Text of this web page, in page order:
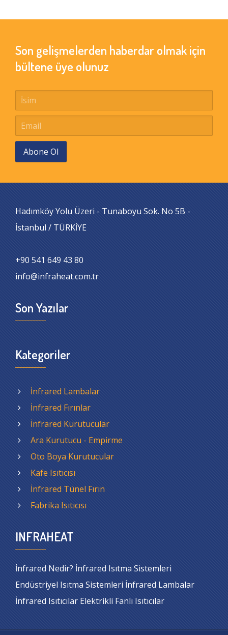
Son gelişmelerden haberdar olmak için
bültene üye olunuz
Abone Ol
Hadımköy Yolu Üzeri - Tunaboyu Sok. No 5B -
İstanbul / TÜRKİYE
+90 541 649 43 80
info@infraheat.com.tr
Son Yazılar
Kategoriler
İnfrared Lambalar
İnfrared Fırınlar
İnfrared Kurutucular
Ara Kurutucu - Empirme
Oto Boya Kurutucular
Kafe Isıtıcısı
İnfrared Tünel Fırın
Fabrika Isıtıcısı
INFRAHEAT
İnfrared Nedir? İnfrared Isıtma Sistemleri
Endüstriyel Isıtma Sistemleri İnfrared Lambalar
İnfrared Isıtıcılar Elektrikli Fanlı Isıtıcılar